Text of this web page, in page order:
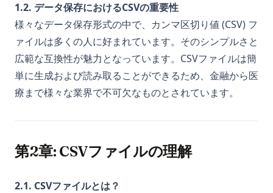
1.2. データ保存におけるCSVの重要性
様々なデータ保存形式の中で、カンマ区切り値 (CSV) フ
ァイルは多くの人に好まれています。そのシンプルさと
広範な互換性が魅力となっています。CSVファイルは簡
単に生成および読み取ることができるため、金融から医
療まで様々な業界で不可欠なものとされています。
第2章: CSVファイルの理解
2.1. CSVファイルとは？